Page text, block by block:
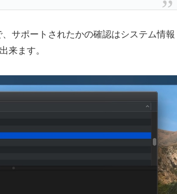
サポートされたかの確認はシステム情報
来ます。